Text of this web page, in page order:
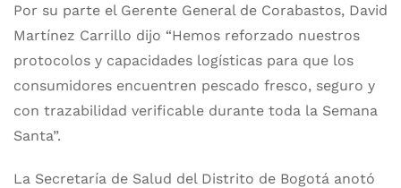
Por su parte el Gerente General de Corabastos, David
Martínez Carrillo dijo “Hemos reforzado nuestros
protocolos y capacidades logísticas para que los
consumidores encuentren pescado fresco, seguro y
con trazabilidad verificable durante toda la Semana
Santa”.
La Secretaría de Salud del Distrito de Bogotá anotó